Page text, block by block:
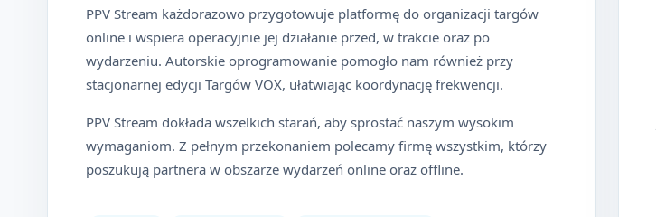
PPV Stream każdorazowo przygotowuje platformę do organizacji targów
online i wspiera operacyjnie jej działanie przed, w trakcie oraz po
wydarzeniu. Autorskie oprogramowanie pomogło nam również przy
stacjonarnej edycji Targów VOX, ułatwiając koordynację frekwencji.
PPV Stream dokłada wszelkich starań, aby sprostać naszym wysokim
wymaganiom. Z pełnym przekonaniem polecamy firmę wszystkim, którzy
poszukują partnera w obszarze wydarzeń online oraz offline.